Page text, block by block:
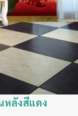
หลังสีแดง